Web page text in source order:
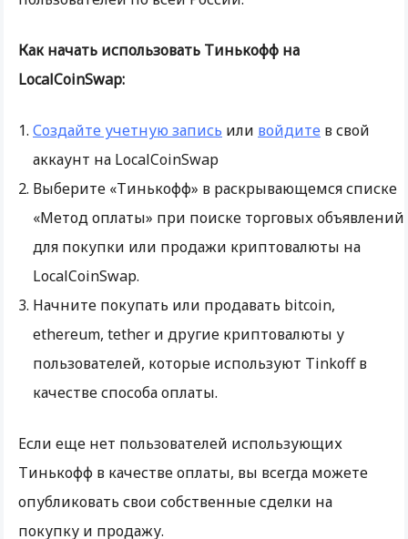
Как начать использовать Тинькофф на
LocalCoinSwap:
Создайте учетную запись или войдите в свой
аккаунт на LocalCoinSwap
Выберите «Тинькофф» в раскрывающемся списке
«Метод оплаты» при поиске торговых объявлений
для покупки или продажи криптовалюты на
LocalCoinSwap.
Начните покупать или продавать bitcoin,
ethereum, tether и другие криптовалюты у
пользователей, которые используют Tinkoff в
качестве способа оплаты.
Если еще нет пользователей использующих
Тинькофф в качестве оплаты, вы всегда можете
опубликовать свои собственные сделки на
покупку и продажу.